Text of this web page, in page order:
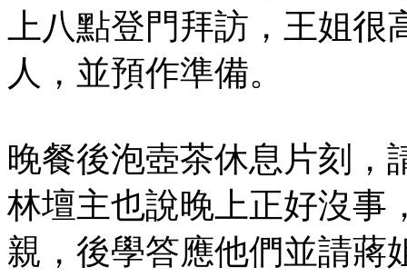
上八點登門拜訪，王姐
人，並預作準備。
晚餐後泡壺茶休息片刻，
林壇主也說晚上正好沒事
親，後學答應他們並請蔣